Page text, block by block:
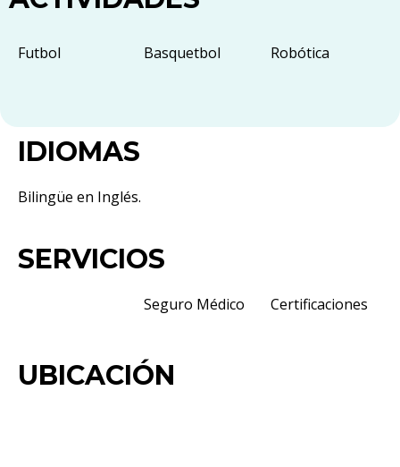
Futbol Basquetbol Robótica
IDIOMAS
Bilingüe en Inglés.
SERVICIOS
Seguro Médico Certificaciones
UBICACIÓN